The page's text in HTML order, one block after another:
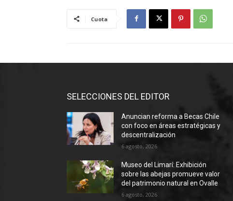
Cuota
SELECCIONES DEL EDITOR
Anuncian reforma a Becas Chile
con foco en áreas estratégicas y
descentralización
6 agosto, 2026
Museo del Limarí: Exhibición
sobre las abejas promueve valor
del patrimonio natural en Ovalle
6 agosto, 2026